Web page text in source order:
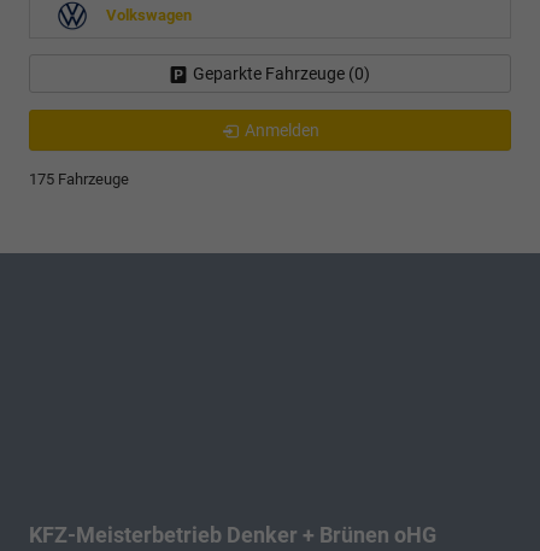
Volkswagen
Geparkte Fahrzeuge (0)
Anmelden
175 Fahrzeuge
KFZ-Meisterbetrieb Denker + Brünen oHG